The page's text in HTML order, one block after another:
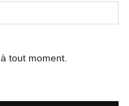
tout moment.